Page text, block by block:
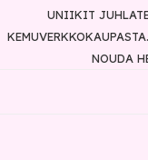
UNIIKIT
NOUDA